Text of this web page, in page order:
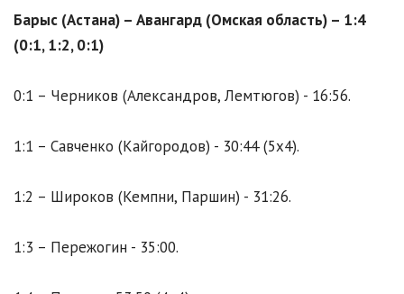
Барыс (Астана) – Авангард (Омская область) – 1:4
(0:1, 1:2, 0:1)
0:1 – Черников (Александров, Лемтюгов) - 16:56.
1:1 – Савченко (Кайгородов) - 30:44 (5х4).
1:2 – Широков (Кемпни, Паршин) - 31:26.
1:3 – Пережогин - 35:00.